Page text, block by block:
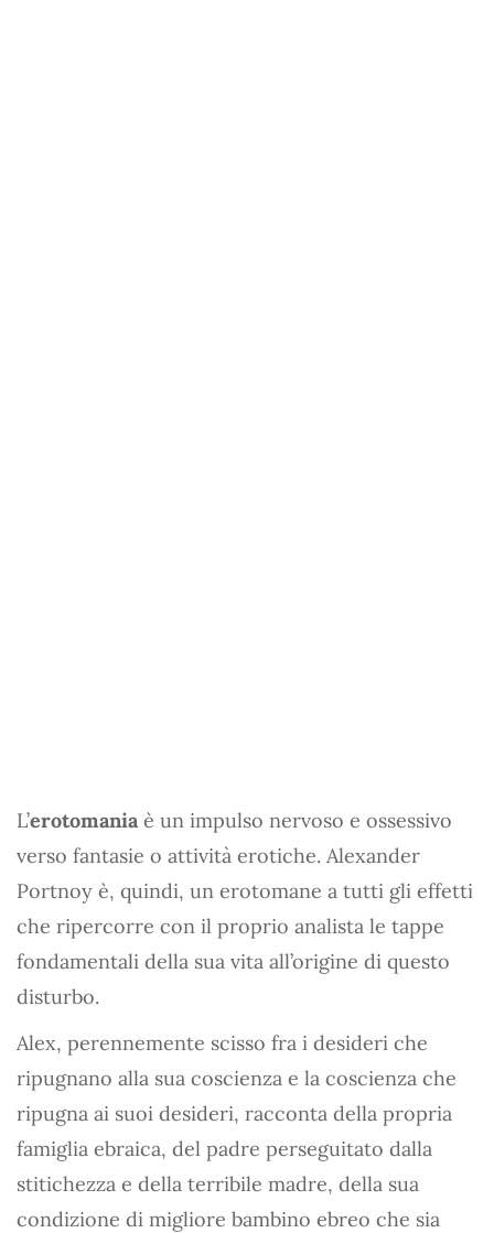
L’erotomania è un impulso nervoso e ossessivo
verso fantasie o attività erotiche. Alexander
Portnoy è, quindi, un erotomane a tutti gli effetti
che ripercorre con il proprio analista le tappe
fondamentali della sua vita all’origine di questo
disturbo.
Alex, perennemente scisso fra i desideri che
ripugnano alla sua coscienza e la coscienza che
ripugna ai suoi desideri, racconta della propria
famiglia ebraica, del padre perseguitato dalla
stitichezza e della terribile madre, della sua
condizione di migliore bambino ebreo che sia